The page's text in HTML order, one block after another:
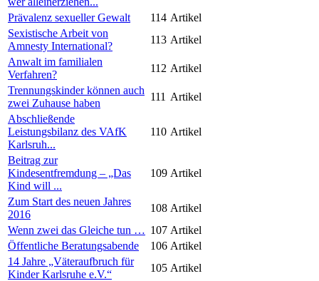
Prävalenz sexueller Gewalt
114 Artikel
Sexistische Arbeit von
Amnesty International?
113 Artikel
Anwalt im familialen
Verfahren?
112 Artikel
Trennungskinder können auch
zwei Zuhause haben
111 Artikel
Abschließende
Leistungsbilanz des VAfK
Karlsruh...
110 Artikel
Beitrag zur
Kindesentfremdung – „Das
Kind will ...
109 Artikel
Zum Start des neuen Jahres
2016
108 Artikel
Wenn zwei das Gleiche tun … 107 Artikel
Öffentliche Beratungsabende
106 Artikel
14 Jahre „Väteraufbruch für
Kinder Karlsruhe e.V.“
105 Artikel